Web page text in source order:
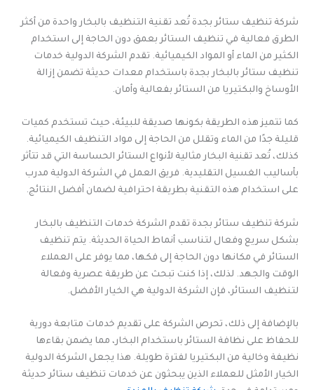
شركة تنظيف ستائر بجدة تُعد تقنية التنظيف بالبخار واحدة من أكثر
الطرق فعالية في تنظيف الستائر بعمق دون الحاجة إلى استخدام
الكثير من الماء أو المواد الكيميائية. تقدم الشركة الدولية خدمات
تنظيف ستائر بالبخار بجدة باستخدام معدات حديثة تضمن إزالة
الأوساخ والبكتيريا من الستائر بفعالية وأمان.
كما تتميز هذه الطريقة بكونها صديقة للبيئة، حيث تستخدم كميات
قليلة جدًا من الماء وتقلل من الحاجة إلى مواد التنظيف الكيميائية.
كذلك، تُعد تقنية البخار مثالية لأنواع الستائر الحساسة التي قد تتأثر
بأساليب الغسيل التقليدية. فريق العمل في الشركة الدولية مدرب
على استخدام هذه التقنية بطريقة احترافية لضمان أفضل النتائج.
شركة تنظيف ستائر بجدة تقدم الشركة خدمات التنظيف بالبخار
بشكل سريع وفعال لتناسب أنماط الحياة الحديثة. يتم تنظيف
الستائر في مكانها دون الحاجة إلى فكها، مما يوفر على العملاء
الوقت والجهد. لذلك، إذا كنت تبحث عن طريقة عصرية وفعالة
لتنظيف الستائر، فإن الشركة الدولية هي الخيار الأفضل.
بالإضافة إلى ذلك، تحرص الشركة على تقديم خدمات متابعة دورية
للحفاظ على نظافة الستائر باستخدام البخار، مما يضمن بقاءها
نظيفة وخالية من البكتيريا لفترة طويلة. هذا يجعل الشركة الدولية
الخيار الأمثل للعملاء الذين يبحثون عن خدمات تنظيف ستائر حديثة